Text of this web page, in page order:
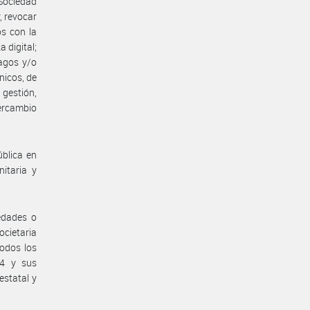
revocar
con la
digital;
y/o
de
en
y
o
los
y sus
y